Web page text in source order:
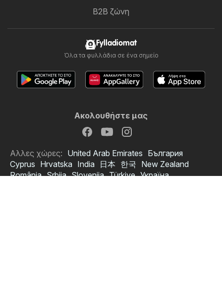
B2B ζώνη
Fylladiomat
Όλα τα φυλλάδια σε ένα σημείο
Ακολουθήστε μας
Αλλες χώρες: United Arab Emirates България
Cyprus Hrvatska India 日本 한국 New Zealand
România Srbija Slovenija Türkiye Україна